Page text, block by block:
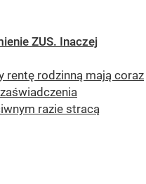
ZUS. Inaczej
rentę rodzinną mają coraz
razie stracą